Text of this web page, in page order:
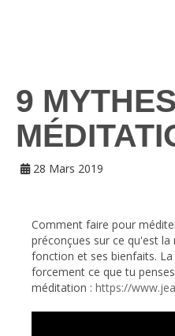
9
28 Mars 2019
Comment faire pour
préconçues sur ce qu'est
fonction et ses bienfaits.
forcement ce que tu
méditation : https://